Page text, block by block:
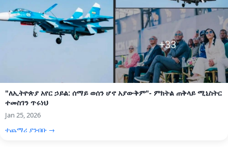
"ለኢትዮጵያ አየር ኃይል: ሰማይ ወሰን ሆኖ አያውቅም"- ምክትል ጠቅላይ ሚኒስትር
ተመስገን ጥሩነህ
Jan 25, 2026
ተጨማሪ ያንብቡ →